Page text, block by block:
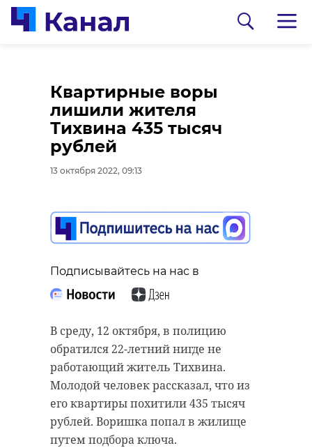
Квартирные воры
лишили жителя
Тихвина 435 тысяч
рублей
13 октября 2022, 09:13
Подписывайтесь на нас в
В среду, 12 октября, в полицию
обратился 22-летний нигде не
работающий житель Тихвина.
Молодой человек рассказал, что из
его квартиры похитили 435 тысяч
рублей. Воришка попал в жилище
путем подбора ключа.
Жители Соснового
Бора передали
гостинцы раненым
бойцам
13 октября 2022, 08:27
Подписывайтесь на нас в
Жители Соснового Бора
продолжают заботиться о
военнослужащих, получивших
ранения в ходе спецоперации.
Недавно они доставили в военный
госпиталь Санкт-Петербурга
очередную посылку с подарками и